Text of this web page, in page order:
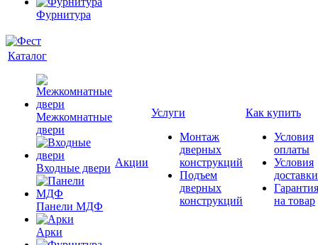
Фурнитура
Каталог
Межкомнатные
двери
Входные двери
Панели МДФ
Арки
Акции
Услуги
Монтаж
дверных
конструкций
Подъем
дверных
конструкций
Как купить
Условия
оплаты
Условия
доставки
Гарантия
на товар